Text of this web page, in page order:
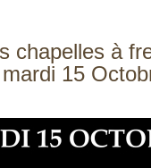
chapelles à
15